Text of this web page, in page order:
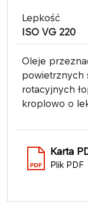
Lepkość
ISO VG 220
Oleje
powietrznych
rotacyjnych
kroplowo o
Karta
Plik PDF